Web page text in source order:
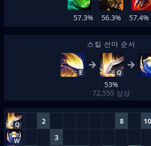
57.3% 56.3% 57.4%
스킬 선마 순서
E Q
53%
72,555 상성
Q 2 8 10
W 3